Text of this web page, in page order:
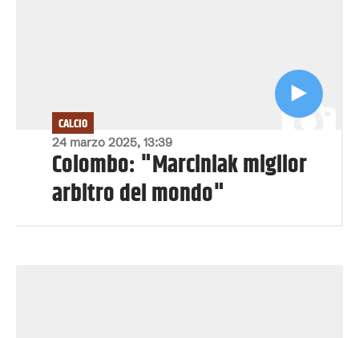
24 marzo 2025, 13:39
CALCIO
Colombo: "Marciniak miglior
arbitro del mondo"